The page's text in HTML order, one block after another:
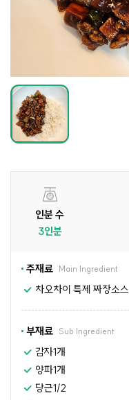
인분 수
3인분
주재료 Main Ingredient
차오차이 특제 짜장소스
부재료 Sub Ingredient
감자1개
양파1개
당근1/2